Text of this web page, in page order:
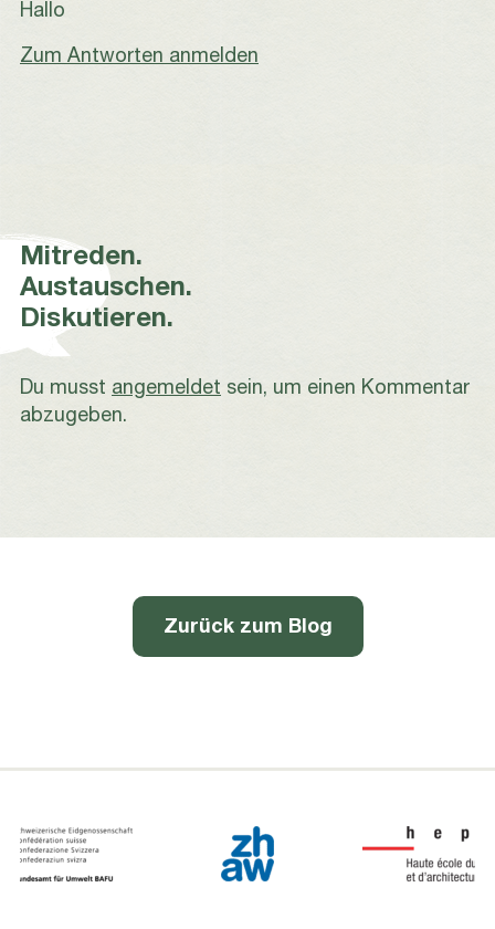
Hallo
Zum Antworten anmelden
Mitreden.
Austauschen.
Diskutieren.
Du musst angemeldet sein, um einen Kommentar
abzugeben.
Zurück zum Blog